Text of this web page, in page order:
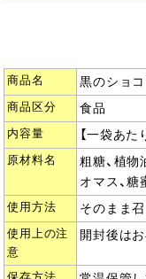
商品名 黒のショ
商品区分 食品
内容量 【一袋あた
原材料名
粗糖、植物
オマス、糖
使用方法 そのまま召
使用上の注
意
開封後は